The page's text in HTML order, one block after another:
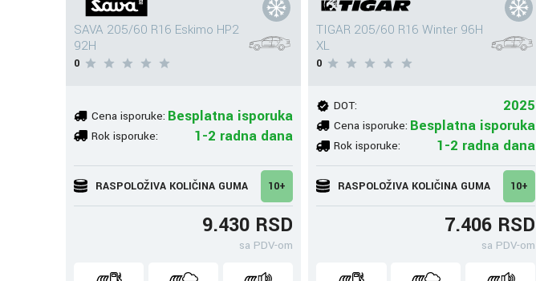
SAVA 205/60 R16 Eskimo HP2
92H
0
Cena isporuke: Besplatna isporuka
Rok isporuke: 1-2 radna dana
RASPOLOŽIVA KOLIČINA GUMA 10+
9.430 RSD
sa PDV-om
TIGAR 205/60 R16 Winter 96H
XL
0
DOT: 2025
Cena isporuke: Besplatna isporuka
Rok isporuke: 1-2 radna dana
RASPOLOŽIVA KOLIČINA GUMA 10+
7.406 RSD
sa PDV-om